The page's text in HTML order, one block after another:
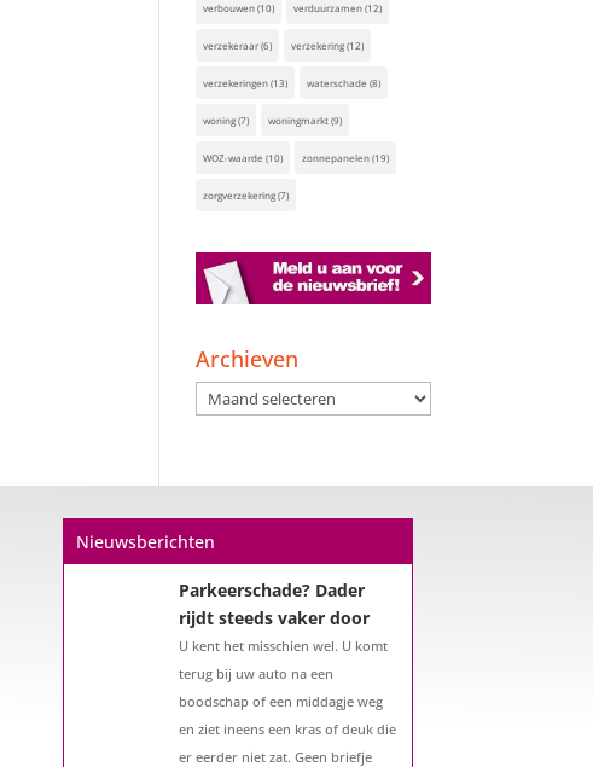
verbouwen(10) verduurzamen(12)
verzekeraar(6) verzekering(12)
verzekeringen(13) waterschade (8)
woning(7) woningmarkt(9)
WOZ-waarde (10) zonnepanelen(19)
zorgverzekering(7)
Archieven
Archieven
Nieuwsberichten
Een hypotheek na uw
mogelijkheden
De woningmarkt is nog steeds in
beweging. Misschien denkt u na
hypotheek als u 57 jaar of ouder
bent?...
Parkeerschade? Dader
rijdt steeds vaker door
U kent het misschien wel. U komt
terug bij uw auto na een
boodschap of een middagje weg
en ziet ineens een kras of deuk die
er eerder niet zat. Geen briefje